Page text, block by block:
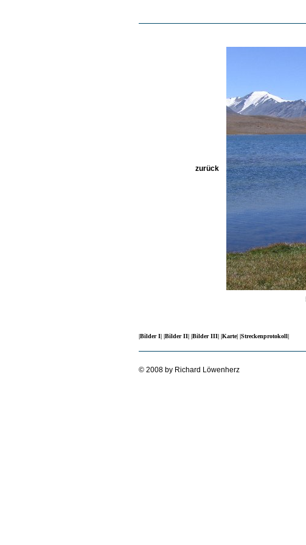
zurück
|Bilder I| |Bilder II| |Bilder III| |Karte| |Streckenprotokoll|
© 2008 by Richard Löwenherz